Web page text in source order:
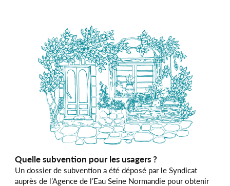
Quelle subvention pour les usagers ?
Un dossier de subvention a été déposé par le Syndicat
auprès de l’Agence de l’Eau Seine Normandie pour obtenir